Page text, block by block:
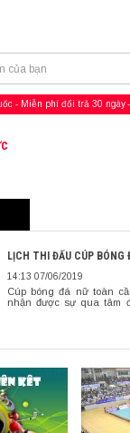
Miễn phí đổi trả 30 ngày
LỊCH THI ĐẤU CÚP
14:13 07/06/2019
Cúp bóng đá nữ toàn
nhận được sự qua tâm